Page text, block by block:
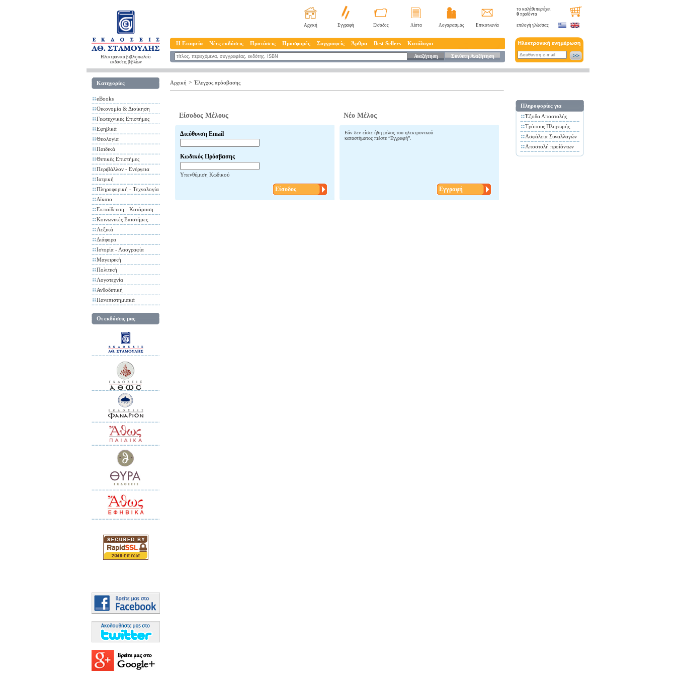
Ηλεκτρονικό βιβλιοπωλείο
εκδόσεις βιβλίων
Αρχική Εγγραφή Είσοδος Λίστα Λογαριασμός Επικοινωνία
Η Εταιρεία Νέες εκδόσεις Προτάσεις Προσφορές Συγγραφείς Άρθρα Best Sellers Κατάλογοι
Αναζήτηση Σύνθετη Αναζήτηση
το καλάθι περιέχει
0 προϊόντα
επιλογή γλώσσας
Κατηγορίες
eBooks
Οικονομία & Διοίκηση
Γεωτεχνικές Επιστήμες
Εφηβικά
Θεολογία
Παιδικά
Θετικές Επιστήμες
Περιβάλλον - Ενέργεια
Ιατρική
Πληροφορική - Τεχνολογία
Δίκαιο
Εκπαίδευση - Κατάρτιση
Κοινωνικές Επιστήμες
Λεξικά
Διάφορα
Ιστορία - Λαογραφία
Μαγειρική
Πολιτική
Λογοτεχνία
Ανθοδετική
Πανεπιστημιακά
Οι εκδόσεις μας
Αρχική > Έλεγχος πρόσβασης
Είσοδος Μέλους Νέο Μέλος
Διεύθυνση Email
Κωδικός Πρόσβασης
Υπενθύμιση Κωδικού
Είσοδος
Εάν δεν είστε ήδη μέλος του ηλεκτρονικού
καταστήματος πιέστε “Εγγραφή”.
Εγγραφή
Πληροφορίες για
Έξοδα Αποστολής
Τρόπους Πληρωμής
Ασφάλεια Συναλλαγών
Αποστολή προίόντων